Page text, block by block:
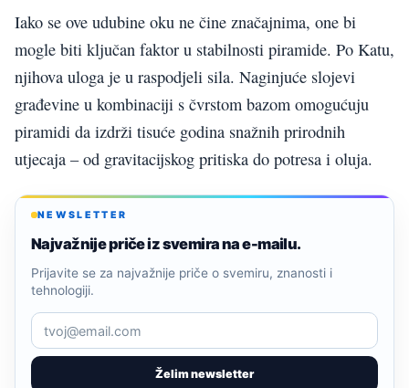
Iako se ove udubine oku ne čine značajnima, one bi
mogle biti ključan faktor u stabilnosti piramide. Po Katu,
njihova uloga je u raspodjeli sila. Naginjuće slojevi
građevine u kombinaciji s čvrstom bazom omogućuju
piramidi da izdrži tisuće godina snažnih prirodnih
utjecaja – od gravitacijskog pritiska do potresa i oluja.
NEWSLETTER
Najvažnije priče iz svemira na e-mailu.
Želim newsletter
Prijavite se za najvažnije priče o svemiru, znanosti i
tehnologiji.